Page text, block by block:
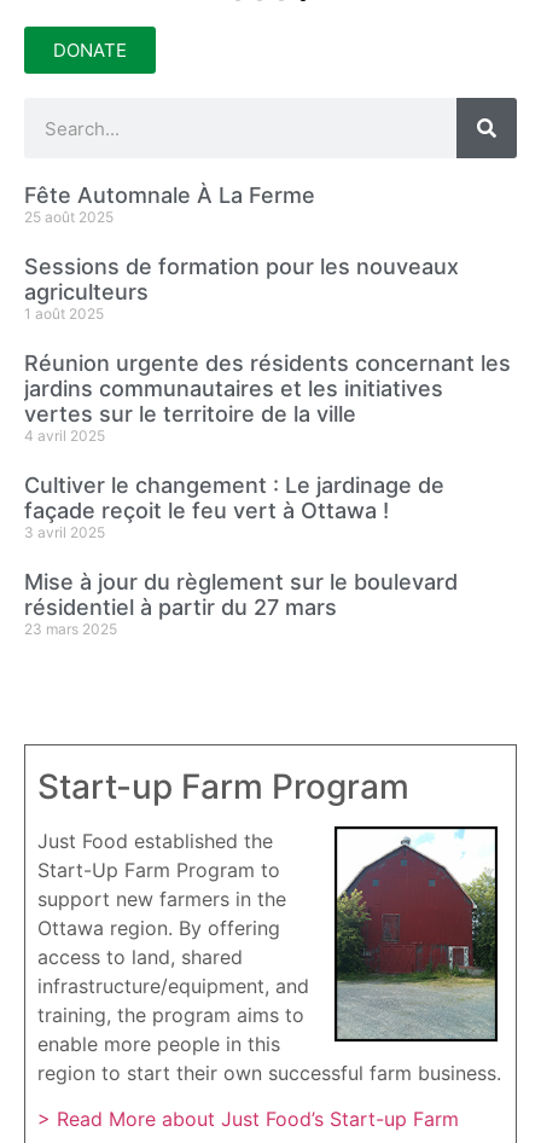
DONATE
Fête Automnale À La Ferme
25 août 2025
Sessions de formation pour les nouveaux
agriculteurs
1 août 2025
Réunion urgente des résidents concernant les
jardins communautaires et les initiatives
vertes sur le territoire de la ville
4 avril 2025
Cultiver le changement : Le jardinage de
façade reçoit le feu vert à Ottawa !
3 avril 2025
Mise à jour du règlement sur le boulevard
résidentiel à partir du 27 mars
23 mars 2025
Start-up Farm Program
Just Food established the
Start-Up Farm Program to
support new farmers in the
Ottawa region. By offering
access to land, shared
infrastructure/equipment, and
training, the program aims to
enable more people in this
region to start their own successful farm business.
> Read More about Just Food’s Start-up Farm